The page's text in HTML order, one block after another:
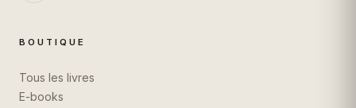
BOUTIQUE
Tous les livres
E-books